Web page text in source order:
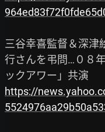
三谷幸喜監督＆深津
行さんを弔問…０８
https://